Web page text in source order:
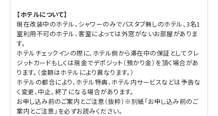
【ホテルについて】
現在改装中のホテル、シャワーのみでバスタブ無しのホテル、3名1
室利用不可のホテル、客室によっては外窓がないお部屋がありま
す。
ホテルチェックインの際に、ホテル側から滞在中の保証としてクレ
ジットカードもしくは現金でデポジット（預かり金）を頂く場合があ
ります。（金額はホテルにより異なります。）
ホテルの都合により、ホテル特典、ホテル内サービスなどは予告な
く変更、中止、終了になる場合があります。
お申し込み前のご案内とご注意（抜粋）※別紙「お申し込み前のご
案内とご注意」を必ずお読みください。